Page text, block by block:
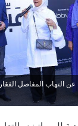
عن التهاب المفاصل